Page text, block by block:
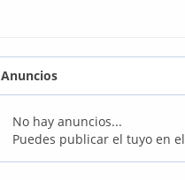
Anuncios
No hay anuncios...
Puedes publicar el tuyo en el